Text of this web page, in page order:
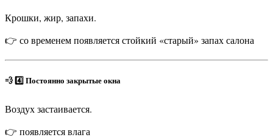
Крошки, жир, запахи.
👉 со временем появляется стойкий «старый» запах салона
💨 4️⃣ Постоянно закрытые окна
Воздух застаивается.
👉 появляется влага